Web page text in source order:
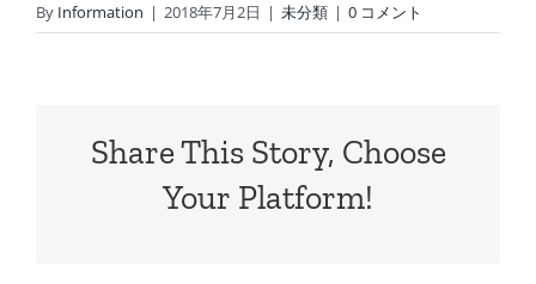
By Information | 2018年7月2日 | 未分類 | 0 コメント
Share This Story, Choose
Your Platform!